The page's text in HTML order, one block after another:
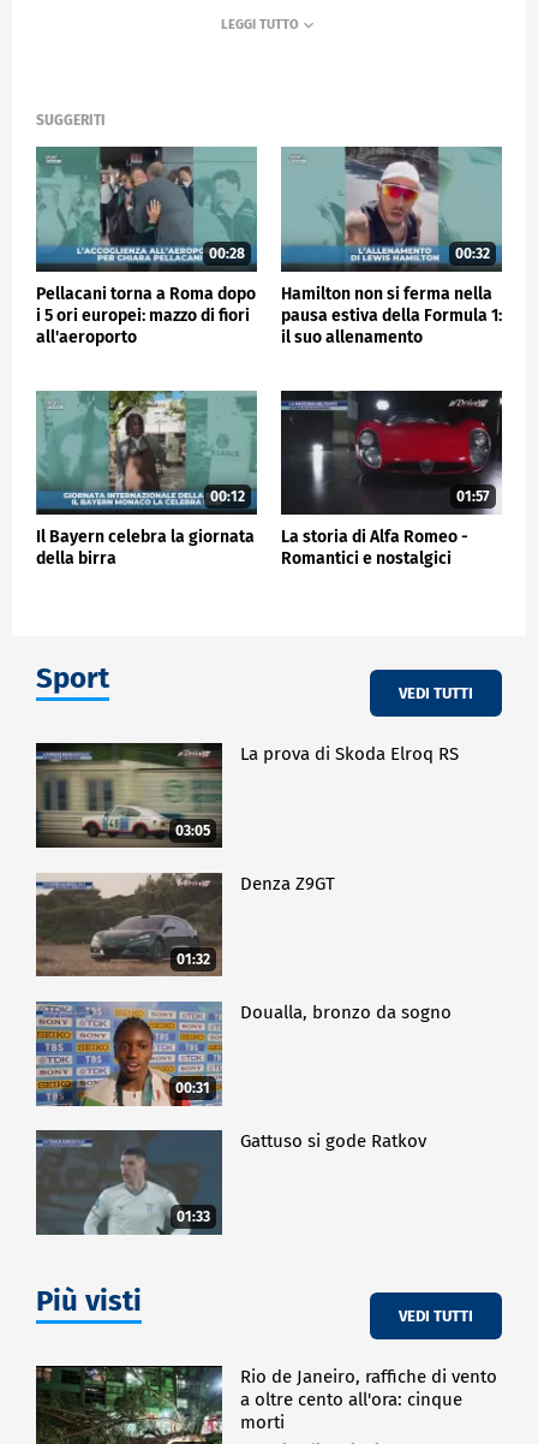
SUGGERITI
00:28
Pellacani torna a Roma dopo
i 5 ori europei: mazzo di fiori
all'aeroporto
00:32
Hamilton non si ferma nella
pausa estiva della Formula 1:
il suo allenamento
00:12
Il Bayern celebra la giornata
della birra
01:57
La storia di Alfa Romeo -
Romantici e nostalgici
Sport VEDI TUTTI
03:05
La prova di Skoda Elroq RS
01:32
Denza Z9GT
00:31
Doualla, bronzo da sogno
01:33
Gattuso si gode Ratkov
Più visti VEDI TUTTI
Rio de Janeiro, raffiche di vento
a oltre cento all'ora: cinque
morti